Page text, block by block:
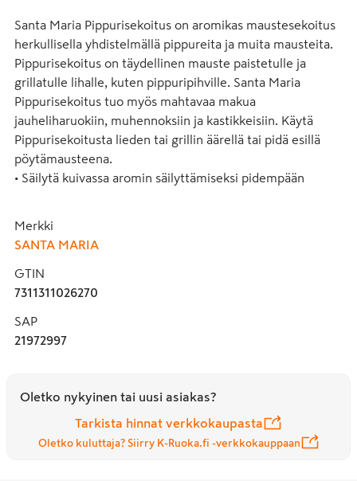
Santa Maria Pippurisekoitus on aromikas maustesekoitus
herkullisella yhdistelmällä pippureita ja muita mausteita.
Pippurisekoitus on täydellinen mauste paistetulle ja
grillatulle lihalle, kuten pippuripihville. Santa Maria
Pippurisekoitus tuo myös mahtavaa makua
jauheliharuokiin, muhennoksiin ja kastikkeisiin. Käytä
Pippurisekoitusta lieden tai grillin äärellä tai pidä esillä
pöytämausteena.
• Säilytä kuivassa aromin säilyttämiseksi pidempään
Merkki
SANTA MARIA
GTIN
7311311026270
SAP
21972997
Oletko nykyinen tai uusi asiakas?
Tarkista hinnat verkkokaupasta
Oletko kuluttaja? Siirry K-Ruoka.fi -verkkokauppaan